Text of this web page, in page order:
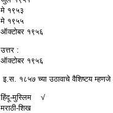
मे १९५३
मे १९५५
ऑक्टोबर १९५६
उत्तर :
ऑक्टोबर १९५६
इ.स. १८५७ च्या उठावाचे वैशिष्टय
हिंदू-मुस्लिम √
मराठी-शिख